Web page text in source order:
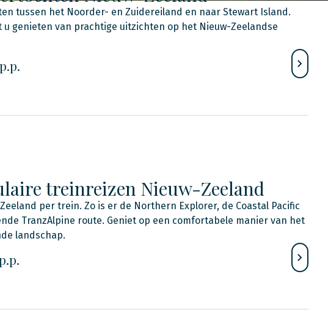
tussen het Noorder- en Zuidereiland en naar Stewart Island.
u genieten van prachtige uitzichten op het Nieuw-Zeelandse
p.p.
treinreizen Nieuw-Zeeland
per trein. Zo is er de Northern Explorer, de Coastal Pacific
TranzAlpine route. Geniet op een comfortabele manier van het
landschap.